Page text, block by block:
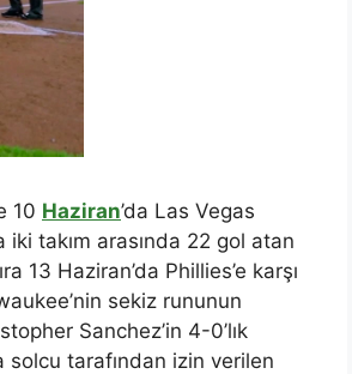
10 Haziran’da Las Vegas
iki takım arasında 22 gol atan
13 Haziran’da Phillies’e karşı
sekiz rununun
Sanchez’in 4-0’lık
solcu tarafından izin verilen